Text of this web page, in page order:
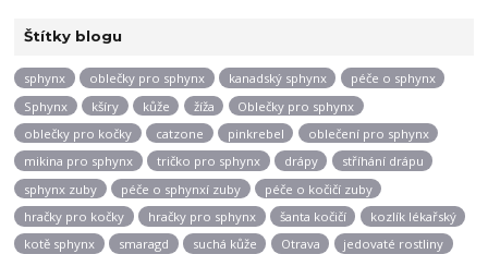
Štítky blogu
sphynx oblečky pro sphynx kanadský sphynx
péče o sphynx
Sphynx
kšíry kůže žíža
Oblečky pro sphynx
oblečky pro kočky
catzone pinkrebel
oblečení pro sphynx
mikina pro sphynx
tričko pro sphynx drápy
stříhání drápu
sphynx zuby
péče o sphynxí zuby
péče o kočičí zuby
hračky pro kočky
hračky pro sphynx šanta kočičí
kozlík lékařský
kotě sphynx
smaragd suchá kůže Otrava
jedovaté rostliny